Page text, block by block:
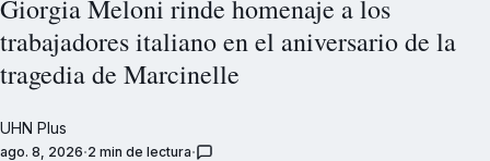
Giorgia Meloni rinde homenaje a los
trabajadores italiano en el aniversario de la
tragedia de Marcinelle
UHN Plus
ago. 8, 2026 2 min de lectura